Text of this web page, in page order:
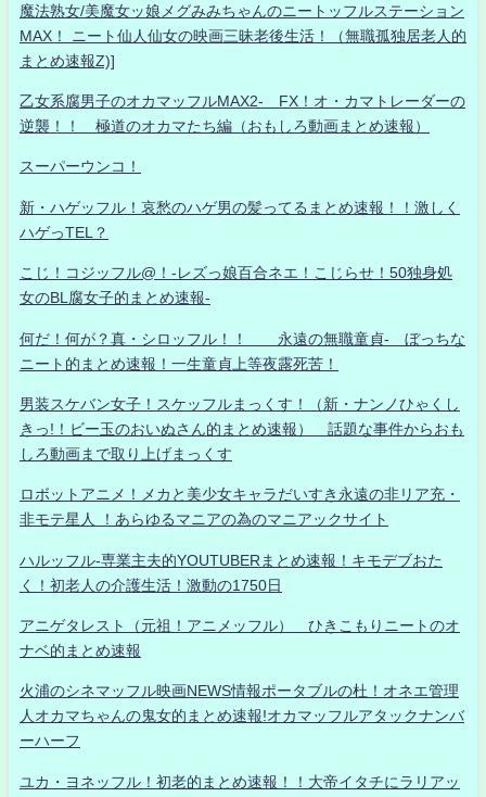
魔法熟女/美魔女ッ娘メグみみちゃんのニートッフルステーション
MAX！ ニート仙人仙女の映画三昧老後生活！（無職孤独居老人的
まとめ速報Z)]
乙女系腐男子のオカマッフルMAX2- FX！オ・カマトレーダーの
逆襲！！ 極道のオカマたち編（おもしろ動画まとめ速報）
スーパーウンコ！
新・ハゲッフル！哀愁のハゲ男の髪ってるまとめ速報！！激しく
ハゲっTEL？
こじ！コジッフル@！-レズっ娘百合ネエ！こじらせ！50独身処
女のBL腐女子的まとめ速報-
何だ！何が？真・シロッフル！！ 永遠の無職童貞- ぼっちな
ニート的まとめ速報！一生童貞上等夜露死苦！
男装スケバン女子！スケッフルまっくす！（新・ナンノひゃくし
きっ!！ビー玉のおいぬさん的まとめ速報） 話題な事件からおも
しろ動画まで取り上げまっくす
ロボットアニメ！メカと美少女キャラだいすき永遠の非リア充・
非モテ星人 ！あらゆるマニアの為のマニアックサイト
ハルッフル-専業主夫的YOUTUBERまとめ速報！キモデブおた
く！初老人の介護生活！激動の1750日
アニゲタレスト（元祖！アニメッフル） ひきこもりニートのオ
ナベ的まとめ速報
火浦のシネマッフル映画NEWS情報ポータブルの杜！オネエ管理
人オカマちゃんの鬼女的まとめ速報!オカマッフルアタックナンバ
ーハーフ
ユカ・ヨネッフル！初老的まとめ速報！！大帝イタチにラリアッ